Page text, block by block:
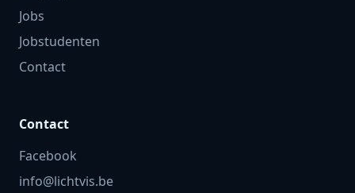
Jobs
Jobstudenten
Contact
Contact
Facebook
info@lichtvis.be